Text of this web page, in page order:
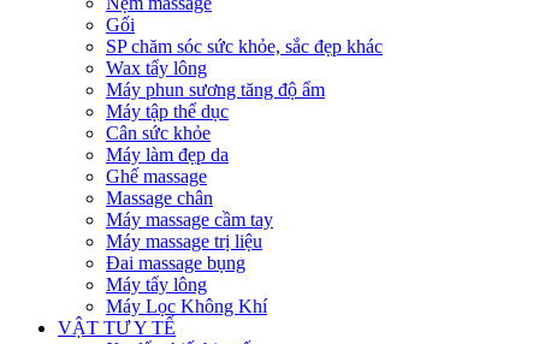
Gối
SP chăm sóc sức khỏe, sắc đẹp khác
Wax tẩy lông
Máy phun sương tăng độ ẩm
Máy tập thể dục
Cân sức khỏe
Máy làm đẹp da
Ghế massage
Massage chân
Máy massage cầm tay
Máy massage trị liệu
Đai massage bụng
Máy tẩy lông
Máy Lọc Không Khí
VẬT TƯ Y TẾ